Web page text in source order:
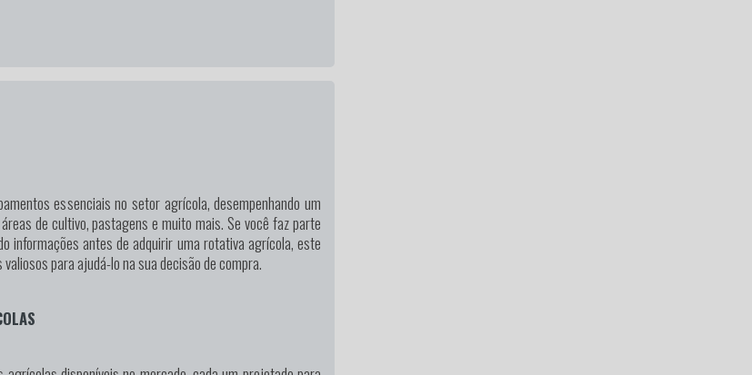
essenciais no setor agrícola, desempenhando um
de cultivo, pastagens e muito mais. Se você faz parte
informações antes de adquirir uma rotativa agrícola, este
para ajudá-lo na sua decisão de compra.